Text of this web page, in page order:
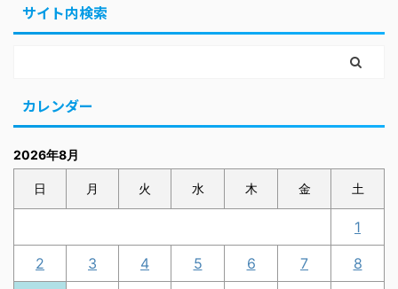
サイト内検索
カレンダー
2026年8月
日 月 火 水 木 金 土
1
2 3 4 5 6 7 8